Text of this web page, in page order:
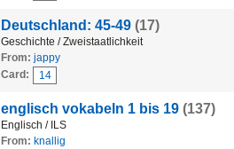
Deutschland: 45-49 (17)
Geschichte / Zweistaatlichkeit
From: jappy
Card:
14
englisch vokabeln 1 bis 19 (137)
Englisch / ILS
From: knallig